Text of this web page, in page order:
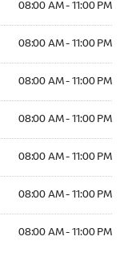
08:00 AM - 11:00 PM
08:00 AM - 11:00 PM
08:00 AM - 11:00 PM
08:00 AM - 11:00 PM
08:00 AM - 11:00 PM
08:00 AM - 11:00 PM
08:00 AM - 11:00 PM